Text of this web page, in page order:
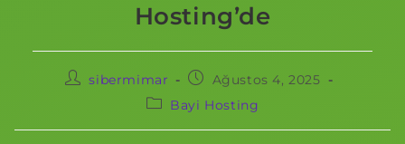
Hosting’de
sibermimar
Ağustos 4, 2025
Bayi Hosting